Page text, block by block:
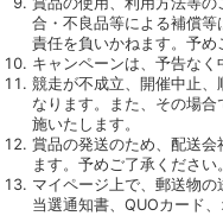
合・不良品等による補償
責任を負いかねます。予め
キャンペーンは、予告なく
競走が不成立、開催中止
なります。また、その場
施いたします。
賞品の発送のため、配送
ます。予めご了承ください。
マイページ上で、郵送物
当選通知書、QUOカード